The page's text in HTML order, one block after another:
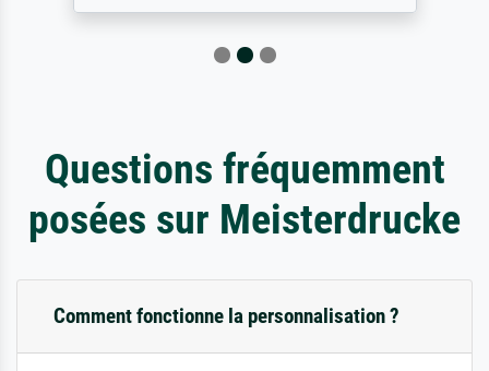
Questions fréquemment
posées sur Meisterdrucke
Comment fonctionne la personnalisation ?